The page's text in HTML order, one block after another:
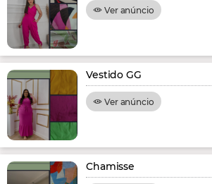
Ver anúncio
Vestido GG
Ver anúncio
Chamisse